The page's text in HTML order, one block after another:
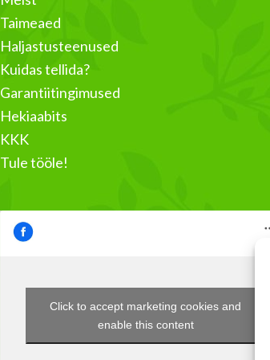
Taimeaed
Haljastusteenused
Kuidas tellida?
Garantiitingimused
Hekiaabits
KKK
Tule tööle!
Click to accept marketing cookies and
enable this content